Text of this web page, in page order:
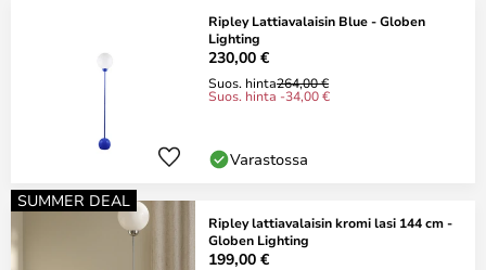
Ripley Lattiavalaisin Blue - Globen
Lighting
230,00 €
Suos. hinta264,00 €
Suos. hinta -34,00 €
Varastossa
SUMMER DEAL
Ripley lattiavalaisin kromi lasi 144 cm -
Globen Lighting
199,00 €